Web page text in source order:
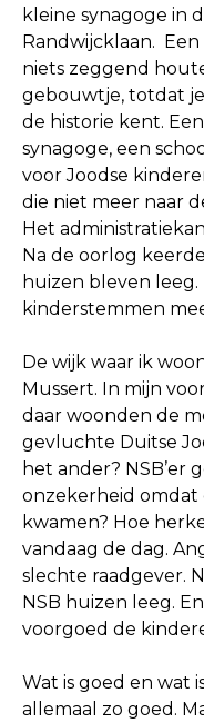
kleine synagoge in
Randwijcklaan. Een
niets zeggend
gebouwtje, totdat je
de historie kent. Een
synagoge, een
voor Joodse
die niet meer naar
Het
Na de oorlog
huizen bleven
kinderstemmen
De wijk waar ik
Mussert. In mijn
daar woonden de
gevluchte Duitse
het ander? NSB’er
onzekerheid
kwamen? Hoe
vandaag de dag.
slechte raadgever.
NSB huizen leeg.
voorgoed de
Wat is goed en wat
allemaal zo goed.